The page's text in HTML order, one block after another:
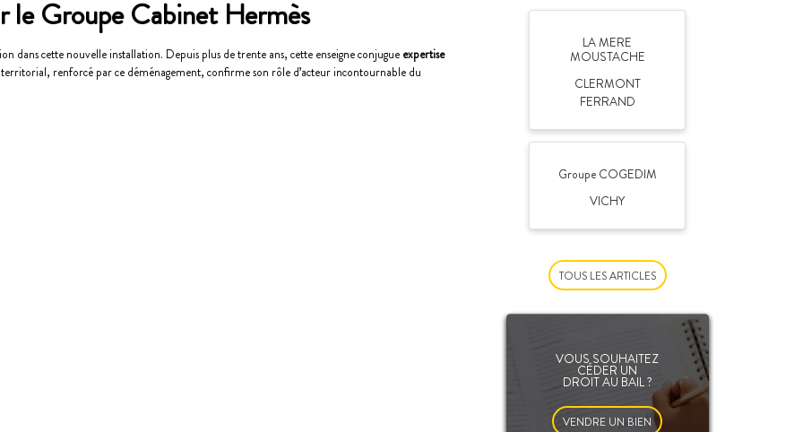
le Groupe Cabinet Hermès
dans cette nouvelle installation. Depuis plus de trente ans, cette enseigne conjugue expertise
renforcé par ce déménagement, confirme son rôle d’acteur incontournable du
LA MERE
MOUSTACHE
CLERMONT
FERRAND
Groupe COGEDIM
VICHY
TOUS LES ARTICLES
VOUS SOUHAITEZ
CÉDER UN
DROIT AU BAIL ?
VENDRE UN BIEN